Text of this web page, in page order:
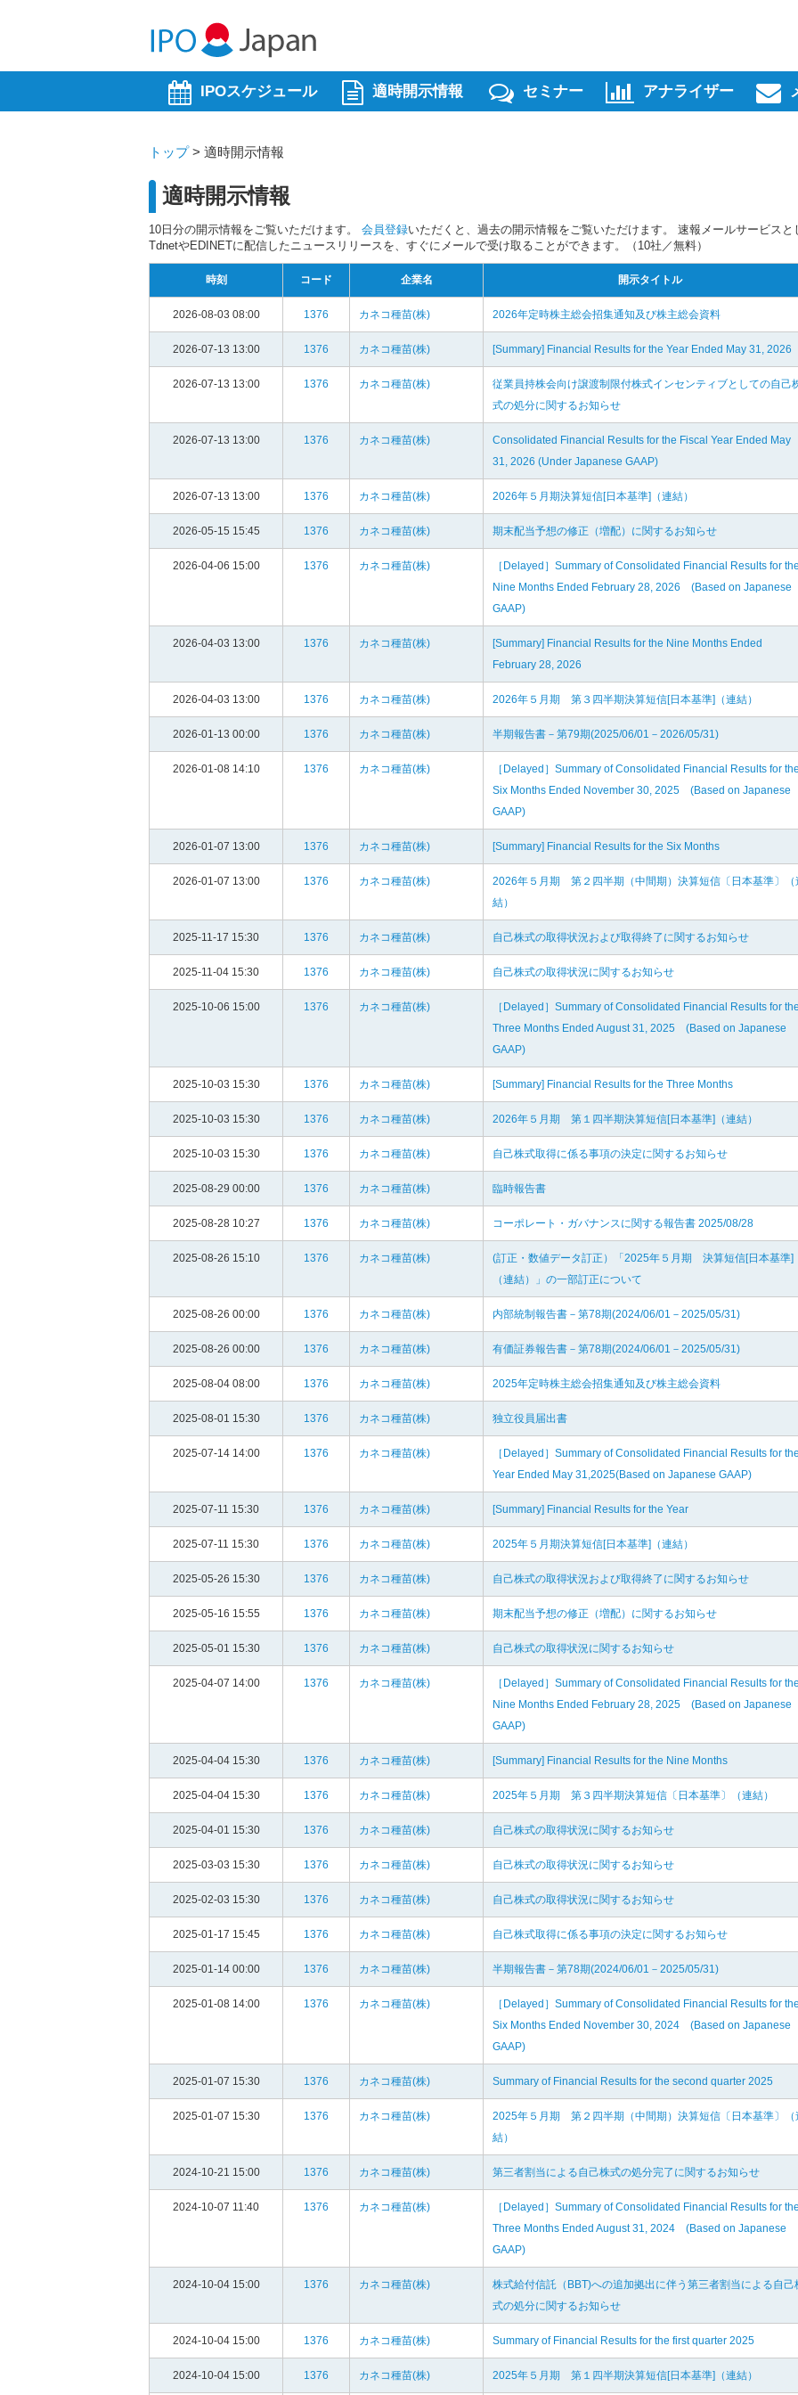
IPOスケジュール 適時開示情報 セミナー アナライザー
トップ> 適時開示情報
適時開示情報
10日分の開示情報をご覧いただけます。 会員登録いただくと、過去の開示情報をご覧いただけます。 速報メールサービスと
TdnetやEDINETに配信したニュースリリースを、すぐにメールで受け取ることができます。（10社／無料）
時刻 コード 企業名 開示タイトル
2026-08-03 08:00 1376 カネコ種苗(株) 2026年定時株主総会招集通知及び株主総会資料
2026-07-13 13:00 1376 カネコ種苗(株) [Summary] Financial Results for the Year Ended May 31, 2026
2026-07-13 13:00 1376 カネコ種苗(株)
従業員持株会向け譲渡制限付株式インセンティブとしての自己
式の処分に関するお知らせ
2026-07-13 13:00 1376 カネコ種苗(株)
Consolidated Financial Results for the Fiscal Year Ended May
31, 2026 (Under Japanese GAAP)
2026-07-13 13:00 1376 カネコ種苗(株) 2026年５月期決算短信[日本基準]（連結）
2026-05-15 15:45 1376 カネコ種苗(株) 期末配当予想の修正（増配）に関するお知らせ
2026-04-06 15:00 1376 カネコ種苗(株)
［Delayed］Summary of Consolidated Financial Results for
Nine Months Ended February 28, 2026 (Based on Japanese
GAAP)
2026-04-03 13:00 1376 カネコ種苗(株)
[Summary] Financial Results for the Nine Months Ended
February 28, 2026
2026-04-03 13:00 1376 カネコ種苗(株) 2026年５月期 第３四半期決算短信[日本基準]（連結）
2026-01-13 00:00 1376 カネコ種苗(株) 半期報告書－第79期(2025/06/01－2026/05/31)
2026-01-08 14:10 1376 カネコ種苗(株)
［Delayed］Summary of Consolidated Financial Results for
Six Months Ended November 30, 2025 (Based on Japanese
GAAP)
2026-01-07 13:00 1376 カネコ種苗(株) [Summary] Financial Results for the Six Months
2026-01-07 13:00 1376 カネコ種苗(株)
2026年５月期 第２四半期（中間期）決算短信〔日本基準〕（
結）
2025-11-17 15:30 1376 カネコ種苗(株) 自己株式の取得状況および取得終了に関するお知らせ
2025-11-04 15:30 1376 カネコ種苗(株) 自己株式の取得状況に関するお知らせ
2025-10-06 15:00 1376 カネコ種苗(株)
［Delayed］Summary of Consolidated Financial Results for
Three Months Ended August 31, 2025 (Based on Japanese
GAAP)
2025-10-03 15:30 1376 カネコ種苗(株) [Summary] Financial Results for the Three Months
2025-10-03 15:30 1376 カネコ種苗(株) 2026年５月期 第１四半期決算短信[日本基準]（連結）
2025-10-03 15:30 1376 カネコ種苗(株) 自己株式取得に係る事項の決定に関するお知らせ
2025-08-29 00:00 1376 カネコ種苗(株) 臨時報告書
2025-08-28 10:27 1376 カネコ種苗(株) コーポレート・ガバナンスに関する報告書 2025/08/28
2025-08-26 15:10 1376 カネコ種苗(株)
(訂正・数値データ訂正）「2025年５月期 決算短信[日本基準]
（連結）」の一部訂正について
2025-08-26 00:00 1376 カネコ種苗(株) 内部統制報告書－第78期(2024/06/01－2025/05/31)
2025-08-26 00:00 1376 カネコ種苗(株) 有価証券報告書－第78期(2024/06/01－2025/05/31)
2025-08-04 08:00 1376 カネコ種苗(株) 2025年定時株主総会招集通知及び株主総会資料
2025-08-01 15:30 1376 カネコ種苗(株) 独立役員届出書
2025-07-14 14:00 1376 カネコ種苗(株)
［Delayed］Summary of Consolidated Financial Results for
Year Ended May 31,2025(Based on Japanese GAAP)
2025-07-11 15:30 1376 カネコ種苗(株) [Summary] Financial Results for the Year
2025-07-11 15:30 1376 カネコ種苗(株) 2025年５月期決算短信[日本基準]（連結）
2025-05-26 15:30 1376 カネコ種苗(株) 自己株式の取得状況および取得終了に関するお知らせ
2025-05-16 15:55 1376 カネコ種苗(株) 期末配当予想の修正（増配）に関するお知らせ
2025-05-01 15:30 1376 カネコ種苗(株) 自己株式の取得状況に関するお知らせ
2025-04-07 14:00 1376 カネコ種苗(株)
［Delayed］Summary of Consolidated Financial Results for
Nine Months Ended February 28, 2025 (Based on Japanese
GAAP)
2025-04-04 15:30 1376 カネコ種苗(株) [Summary] Financial Results for the Nine Months
2025-04-04 15:30 1376 カネコ種苗(株) 2025年５月期 第３四半期決算短信〔日本基準〕（連結）
2025-04-01 15:30 1376 カネコ種苗(株) 自己株式の取得状況に関するお知らせ
2025-03-03 15:30 1376 カネコ種苗(株) 自己株式の取得状況に関するお知らせ
2025-02-03 15:30 1376 カネコ種苗(株) 自己株式の取得状況に関するお知らせ
2025-01-17 15:45 1376 カネコ種苗(株) 自己株式取得に係る事項の決定に関するお知らせ
2025-01-14 00:00 1376 カネコ種苗(株) 半期報告書－第78期(2024/06/01－2025/05/31)
2025-01-08 14:00 1376 カネコ種苗(株)
［Delayed］Summary of Consolidated Financial Results for
Six Months Ended November 30, 2024 (Based on Japanese
GAAP)
2025-01-07 15:30 1376 カネコ種苗(株) Summary of Financial Results for the second quarter 2025
2025-01-07 15:30 1376 カネコ種苗(株)
2025年５月期 第２四半期（中間期）決算短信〔日本基準〕（
結）
2024-10-21 15:00 1376 カネコ種苗(株) 第三者割当による自己株式の処分完了に関するお知らせ
2024-10-07 11:40 1376 カネコ種苗(株)
［Delayed］Summary of Consolidated Financial Results for
Three Months Ended August 31, 2024 (Based on Japanese
GAAP)
2024-10-04 15:00 1376 カネコ種苗(株)
株式給付信託（BBT)への追加拠出に伴う第三者割当による自己
式の処分に関するお知らせ
2024-10-04 15:00 1376 カネコ種苗(株) Summary of Financial Results for the first quarter 2025
2024-10-04 15:00 1376 カネコ種苗(株) 2025年５月期 第１四半期決算短信[日本基準]（連結）